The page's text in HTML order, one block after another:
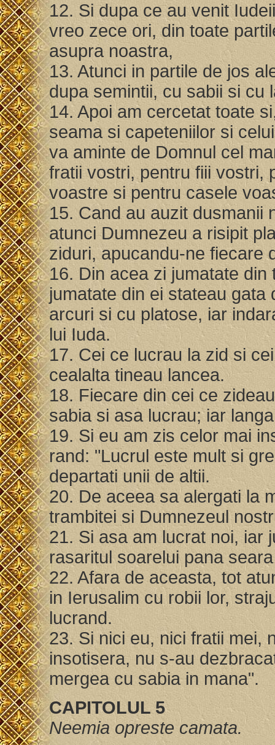
12. Si dupa ce au venit
vreo zece ori, din toate
asupra noastra,
13. Atunci in partile de jos
dupa semintii, cu sabii si
14. Apoi am cercetat toate
seama si capeteniilor si
va aminte de Domnul cel
fratii vostri, pentru fiii vostri,
voastre si pentru casele
15. Cand au auzit dusmanii
atunci Dumnezeu a risipit
ziduri, apucandu-ne fiecare
16. Din acea zi jumatate
jumatate din ei stateau
arcuri si cu platose, iar
lui Iuda.
17. Cei ce lucrau la zid si
cealalta tineau lancea.
18. Fiecare din cei ce
sabia si asa lucrau; iar
19. Si eu am zis celor mai
rand: "Lucrul este mult si
departati unii de altii.
20. De aceea sa alergati la
trambitei si Dumnezeul
21. Si asa am lucrat noi, iar
rasaritul soarelui pana
22. Afara de aceasta, tot
in Ierusalim cu robii lor,
lucrand.
23. Si nici eu, nici fratii mei,
insotisera, nu s-au
mergea cu sabia in mana".
CAPITOLUL 5
Neemia opreste camata.